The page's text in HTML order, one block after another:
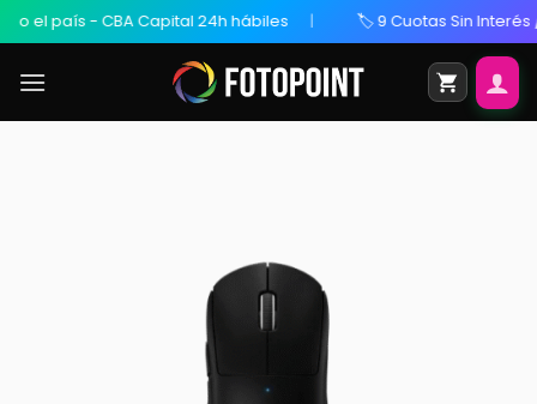
país - CBA Capital 24h hábiles 🏷️ 9 Cuotas Sin Interés /